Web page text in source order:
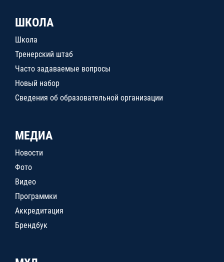
ШКОЛА
Школа
Тренерский штаб
Часто задаваемые вопросы
Новый набор
Сведения об образовательной организации
МЕДИА
Новости
Фото
Видео
Программки
Аккредитация
Брендбук